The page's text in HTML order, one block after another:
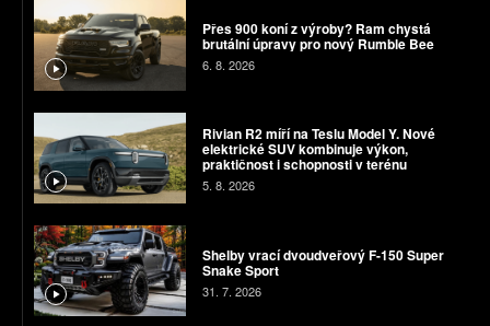
Přes 900 koní z výroby? Ram chystá
brutální úpravy pro nový Rumble Bee
6. 8. 2026
Rivian R2 míří na Teslu Model Y. Nové
elektrické SUV kombinuje výkon,
praktičnost i schopnosti v terénu
5. 8. 2026
Shelby vrací dvoudveřový F-150 Super
Snake Sport
31. 7. 2026